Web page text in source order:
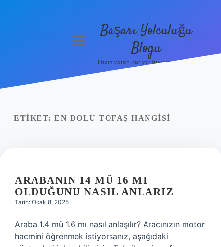
menüyüBaşarı Yolculuğu
Blogu
İlham veren kariyer tüyoları burada!
ETIKET: EN DOLU TOFAŞ HANGISI
ARABANIN 14 MÜ 16 MI
OLDUĞUNU NASIL ANLARIZ
Tarih: Ocak 8, 2025
Araba 1.4 mü 1.6 mı nasıl anlaşılır? Aracınızın motor
hacmini öğrenmek istiyorsanız, aşağıdaki